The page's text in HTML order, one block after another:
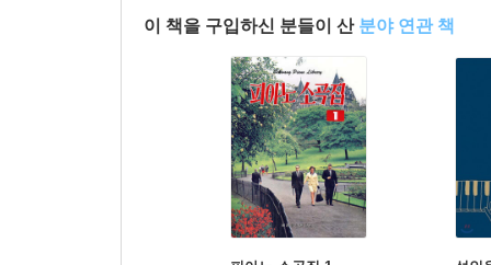
이 책을 구입하신 분들이 산 분야 연관 책